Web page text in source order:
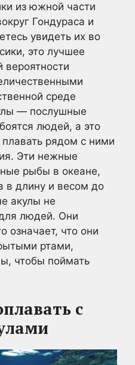
из южной части
Гондураса и
увидеть их во
это лучшее
среде
— послушные
людей, а это
рядом с ними
Эти нежные
рыбы в океане,
в длину и весом до
акулы не
людей. Они
означает, что они
ртами,
чтобы поймать
с